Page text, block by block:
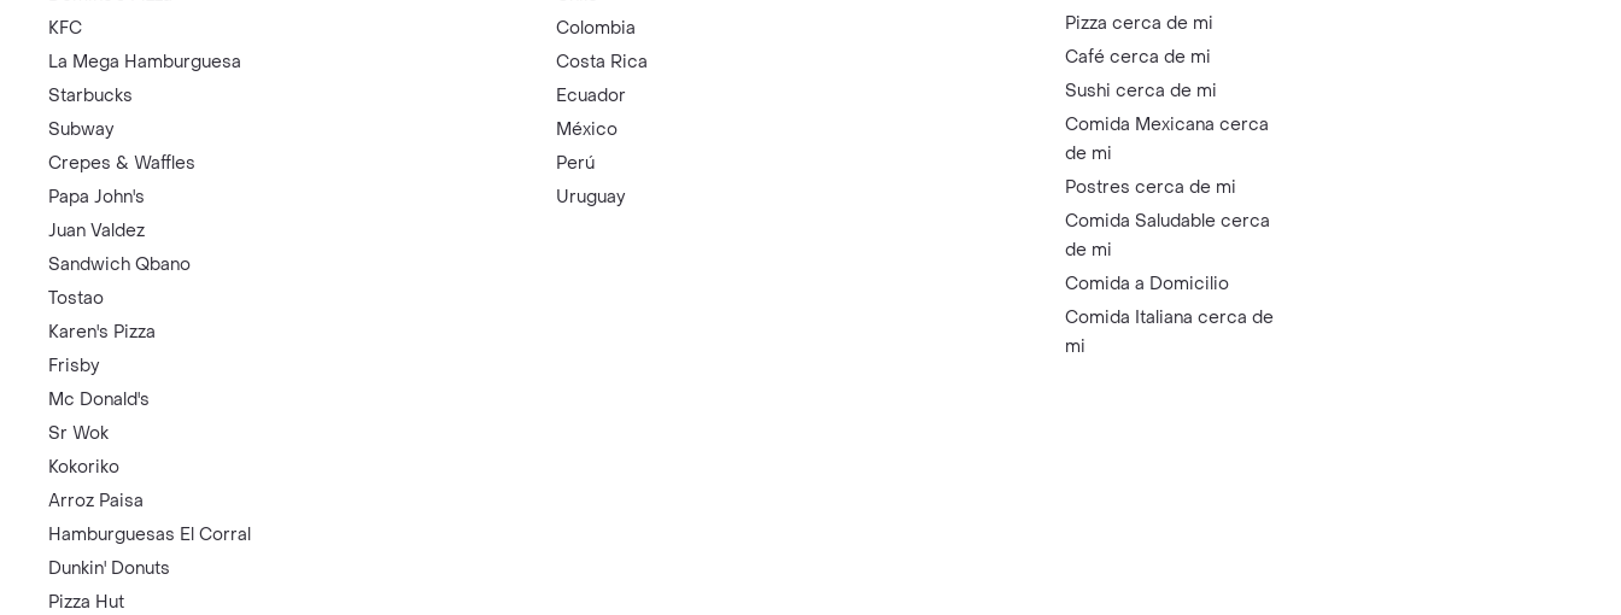
KFC
La Mega Hamburguesa
Starbucks
Subway
Crepes & Waffles
Papa John's
Juan Valdez
Sandwich Qbano
Tostao
Karen's Pizza
Frisby
Mc Donald's
Sr Wok
Kokoriko
Arroz Paisa
Hamburguesas El Corral
Dunkin' Donuts
Pizza Hut
Colombia
Costa Rica
Ecuador
México
Perú
Uruguay
Pizza cerca de mi
Café cerca de mi
Sushi cerca de mi
Comida Mexicana cerca
de mi
Postres cerca de mi
Comida Saludable cerca
de mi
Comida a Domicilio
Comida Italiana cerca de
mi